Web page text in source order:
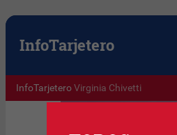
InfoTarjetero
InfoTarjeteroVirginia Chivetti